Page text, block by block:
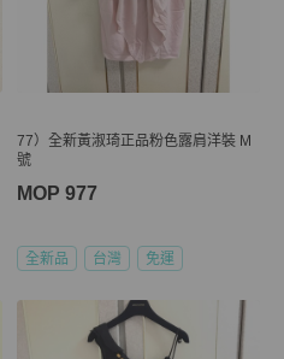
77）全新黃淑琦正品粉色露肩洋裝 M
號
MOP 977
全新品 台灣 免運